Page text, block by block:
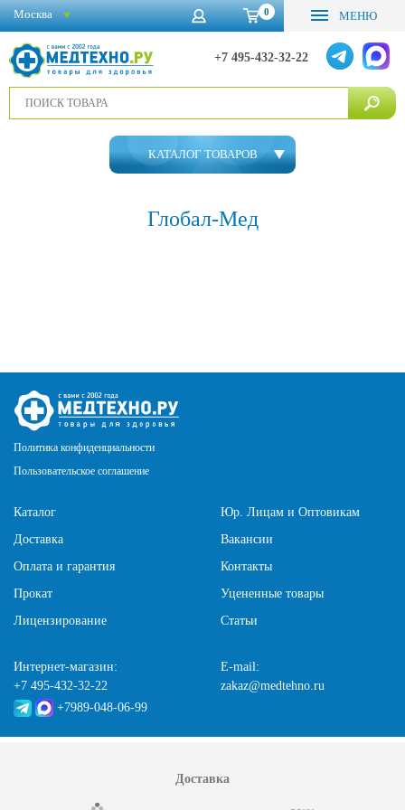
0 МЕНЮ
+7 495-432-32-22
Москва
КАТАЛОГ ТОВАРОВ
Глобал-Мед
Политика конфиденциальности
Пользовательское соглашение
Каталог
Доставка
Оплата и гарантия
Прокат
Лицензирование
Юр. Лицам и Оптовикам
Вакансии
Контакты
Уцененные товары
Статьи
Интернет-магазин:
+7 495-432-32-22
+7989-048-06-99
E-mail:
zakaz@medtehno.ru
Доставка